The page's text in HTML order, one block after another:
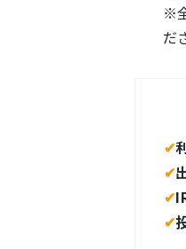
※
だ
✔︎
✔︎
✔︎
✔︎